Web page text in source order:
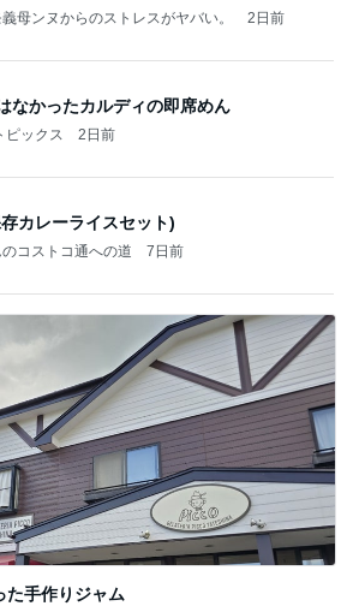
義母ンヌからのストレスがヤバい。 2日前
なかったカルディの即席めん
ピックス 2日前
カレーライスセット)
コストコ通への道 7日前
た手作りジャム